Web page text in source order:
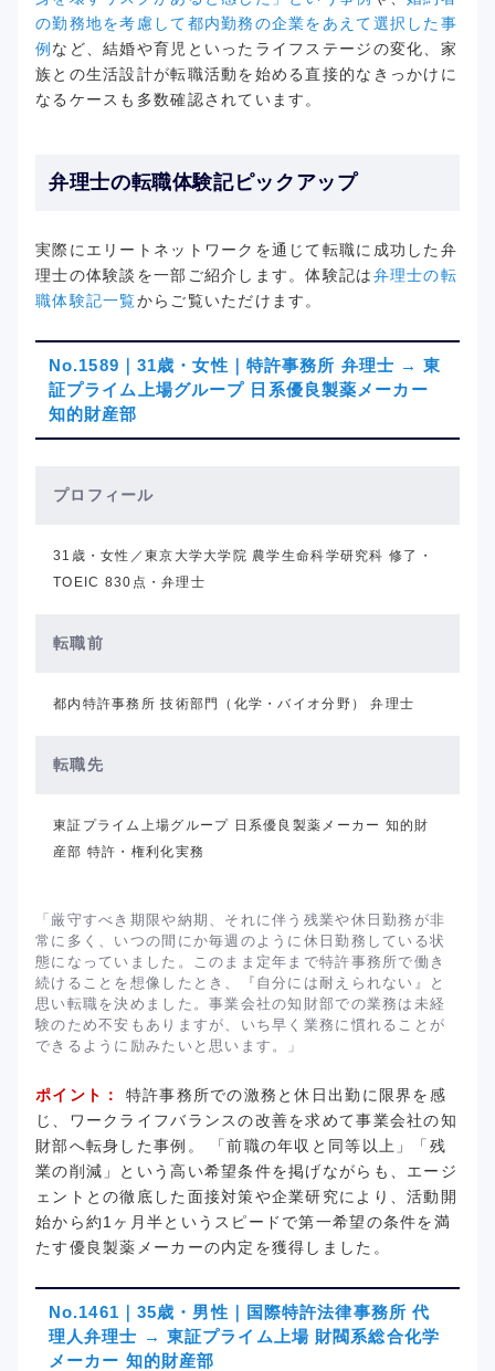
の勤務地を考慮して都内勤務の企業をあえて選択した事
例 など、結婚や育児といったライフステージの変化、家
族との生活設計が転職活動を始める直接的なきっかけに
なるケースも多数確認されています。
弁理士の転職体験記ピックアップ
実際にエリートネットワークを通じて転職に成功した弁
理士の体験談を一部ご紹介します。体験記は弁理士の転
職体験記一覧からご覧いただけます。
No.1589｜31歳・女性｜特許事務所 弁理士 → 東
証プライム上場グループ 日系優良製薬メーカー
知的財産部
プロフィール
31歳・女性／東京大学大学院 農学生命科学研究科 修了・
TOEIC 830点・弁理士
転職前
都内特許事務所 技術部門（化学・バイオ分野） 弁理士
転職先
東証プライム上場グループ 日系優良製薬メーカー 知的財
産部 特許・権利化実務
「厳守すべき期限や納期、それに伴う残業や休日勤務が非
常に多く、いつの間にか毎週のように休日勤務している状
態になっていました。このまま定年まで特許事務所で働き
続けることを想像したとき、『自分には耐えられない』と
思い転職を決めました。事業会社の知財部での業務は未経
験のため不安もありますが、いち早く業務に慣れることが
できるように励みたいと思います。」
ポイント：
特許事務所での激務と休日出勤に限界を感
じ、ワークライフバランスの改善を求めて事業会社の知
財部へ転身した事例。 「前職の年収と同等以上」「残
業の削減」という高い希望条件を掲げながらも、エージ
ェントとの徹底した面接対策や企業研究により、活動開
始から約1ヶ月半というスピードで第一希望の条件を満
たす優良製薬メーカーの内定を獲得しました。
No.1461｜35歳・男性｜国際特許法律事務所 代
理人弁理士 → 東証プライム上場 財閥系総合化学
メーカー 知的財産部